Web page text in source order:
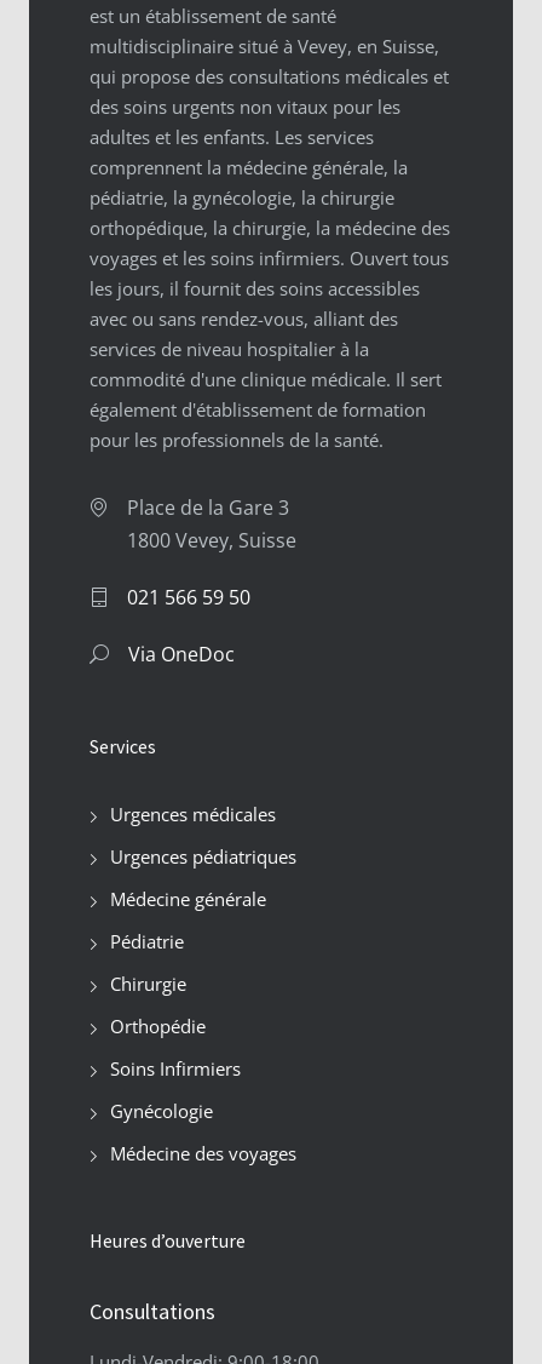
est un établissement de santé
multidisciplinaire situé à Vevey, en Suisse,
qui propose des consultations médicales et
des soins urgents non vitaux pour les
adultes et les enfants. Les services
comprennent la médecine générale, la
pédiatrie, la gynécologie, la chirurgie
orthopédique, la chirurgie, la médecine des
voyages et les soins infirmiers. Ouvert tous
les jours, il fournit des soins accessibles
avec ou sans rendez-vous, alliant des
services de niveau hospitalier à la
commodité d'une clinique médicale. Il sert
également d'établissement de formation
pour les professionnels de la santé.
Place de la Gare 3
1800 Vevey, Suisse
021 566 59 50
Via OneDoc
Services
Urgences médicales
Urgences pédiatriques
Médecine générale
Pédiatrie
Chirurgie
Orthopédie
Soins Infirmiers
Gynécologie
Médecine des voyages
Heures d’ouverture
Consultations